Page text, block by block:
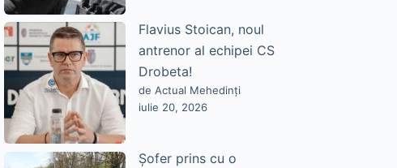
Flavius Stoican, noul
antrenor al echipei CS
Drobeta!
de Actual Mehedinți
iulie 20, 2026
Șofer prins cu o